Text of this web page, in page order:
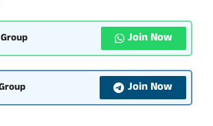
Join Now
Join Now